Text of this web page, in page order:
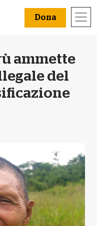
Dona
ammette
del